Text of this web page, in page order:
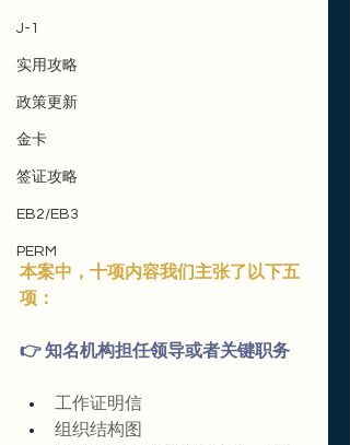
J-1
实用攻略
政策更新
金卡
签证攻略
EB2/EB3
PERM
本案中，十项内容我们主张了以下五
项：
👉 知名机构担任领导或者关键职务
工作证明信
组织结构图